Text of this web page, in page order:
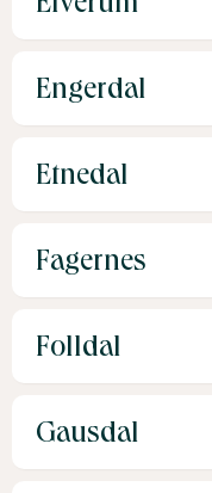
Engerdal
Etnedal
Fagernes
Folldal
Gausdal